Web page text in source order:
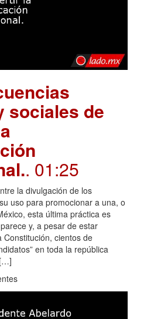
sociales de
. 01:25
la divulgación de los
uso para promocionar a una, o
esta última práctica es
y, a pesar de estar
cientos de
en toda la república